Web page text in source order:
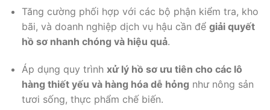
Tăng cường phối hợp với các bộ phận kiểm tra, kho
bãi, và doanh nghiệp dịch vụ hậu cần để giải quyết
hồ sơ nhanh chóng và hiệu quả.
Áp dụng quy trình xử lý hồ sơ ưu tiên cho các lô
hàng thiết yếu và hàng hóa dễ hỏng như nông sản
tươi sống, thực phẩm chế biến.